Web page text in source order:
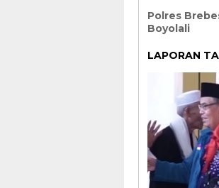
Polres
Boyolali
LAPORAN